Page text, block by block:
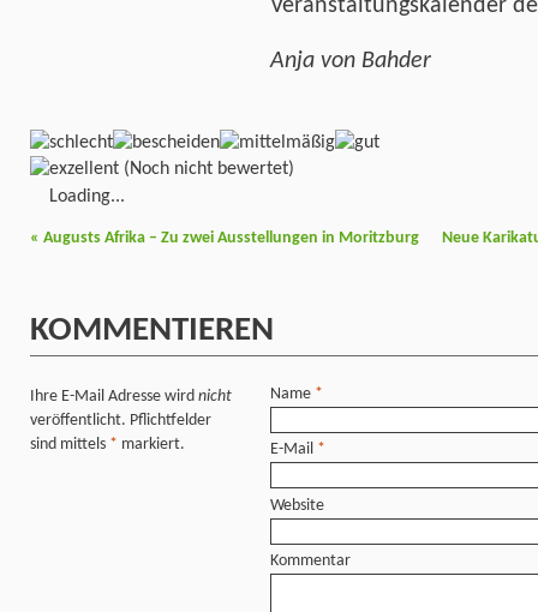
Veranstaltungskalender
Anja von Bahder
(Noch nicht bewertet)
Loading...
« Augusts Afrika – Zu zwei Ausstellungen in Moritzburg Neue
KOMMENTIEREN
Ihre E-Mail Adresse wird nicht
veröffentlicht. Pflichtfelder
sind mittels * markiert.
Name *
E-Mail *
Website
Kommentar